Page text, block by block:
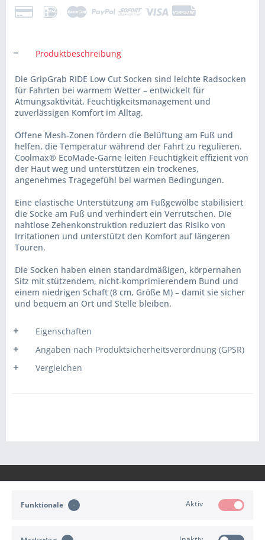
Produktbeschreibung
Die GripGrab RIDE Low Cut Socken sind leichte Radsocken
für Fahrten bei warmem Wetter – entwickelt für
Atmungsaktivität, Feuchtigkeitsmanagement und
zuverlässigen Komfort im Alltag.
Offene Mesh-Zonen fördern die Belüftung am Fuß und
helfen, die Temperatur während der Fahrt zu regulieren.
Coolmax® EcoMade-Garne leiten Feuchtigkeit effizient von
der Haut weg und unterstützen ein trockenes,
angenehmes Tragegefühl bei warmen Bedingungen.
Eine elastische Unterstützung am Fußgewölbe stabilisiert
die Socke am Fuß und verhindert ein Verrutschen. Die
nahtlose Zehenkonstruktion reduziert das Risiko von
Irritationen und unterstützt den Komfort auf längeren
Touren.
Die Socken haben einen standardmäßigen, körpernahen
Sitz mit stützendem, nicht-komprimierendem Bund und
einem niedrigen Schaft (8 cm, Größe M) – damit sie sicher
und bequem an Ort und Stelle bleiben.
Eigenschaften
Angaben nach Produktsicherheitsverordnung (GPSR)
Vergleichen
Funktionale Aktiv